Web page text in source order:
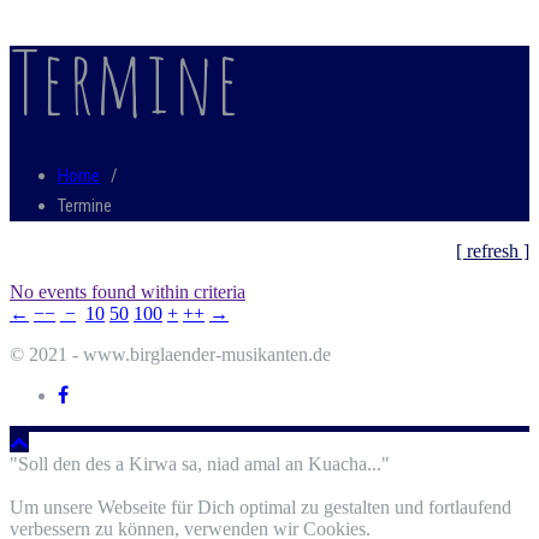
Termine
Home /
Termine
[ refresh ]
No events found within criteria
← −− − 10 50 100 + ++ →
© 2021 - www.birglaender-musikanten.de
"Soll den des a Kirwa sa, niad amal an Kuacha..."
Um unsere Webseite für Dich optimal zu gestalten und fortlaufend
verbessern zu können, verwenden wir Cookies.